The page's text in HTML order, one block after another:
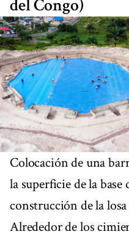
del Congo)
Colocación de una
la superficie de la
construcción de la
Alrededor de los